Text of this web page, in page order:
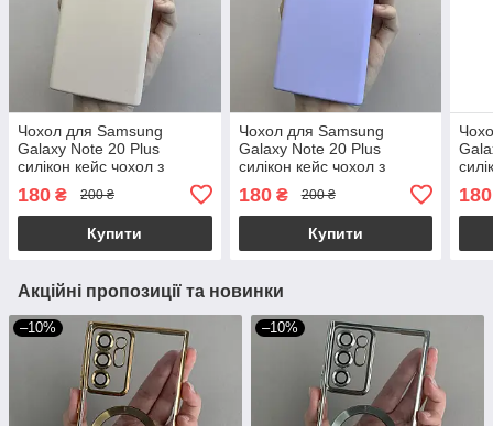
Чохол для Samsung
Galaxy Note 20 Plus
силікон кейс чохол з
мікрофіброю на самсунг
нот 20 плюс пудровий r4e
180 ₴ 200 ₴
Купити
Чохол для Samsung
Galaxy Note 20 Plus
силікон кейс чохол з
мікрофіброю на самсунг
нот 20 плюс бузковий r4e
180₴ 200 ₴
Купити
нот
r4e
180
Акційні пропозиції та новинки
–10% –10%